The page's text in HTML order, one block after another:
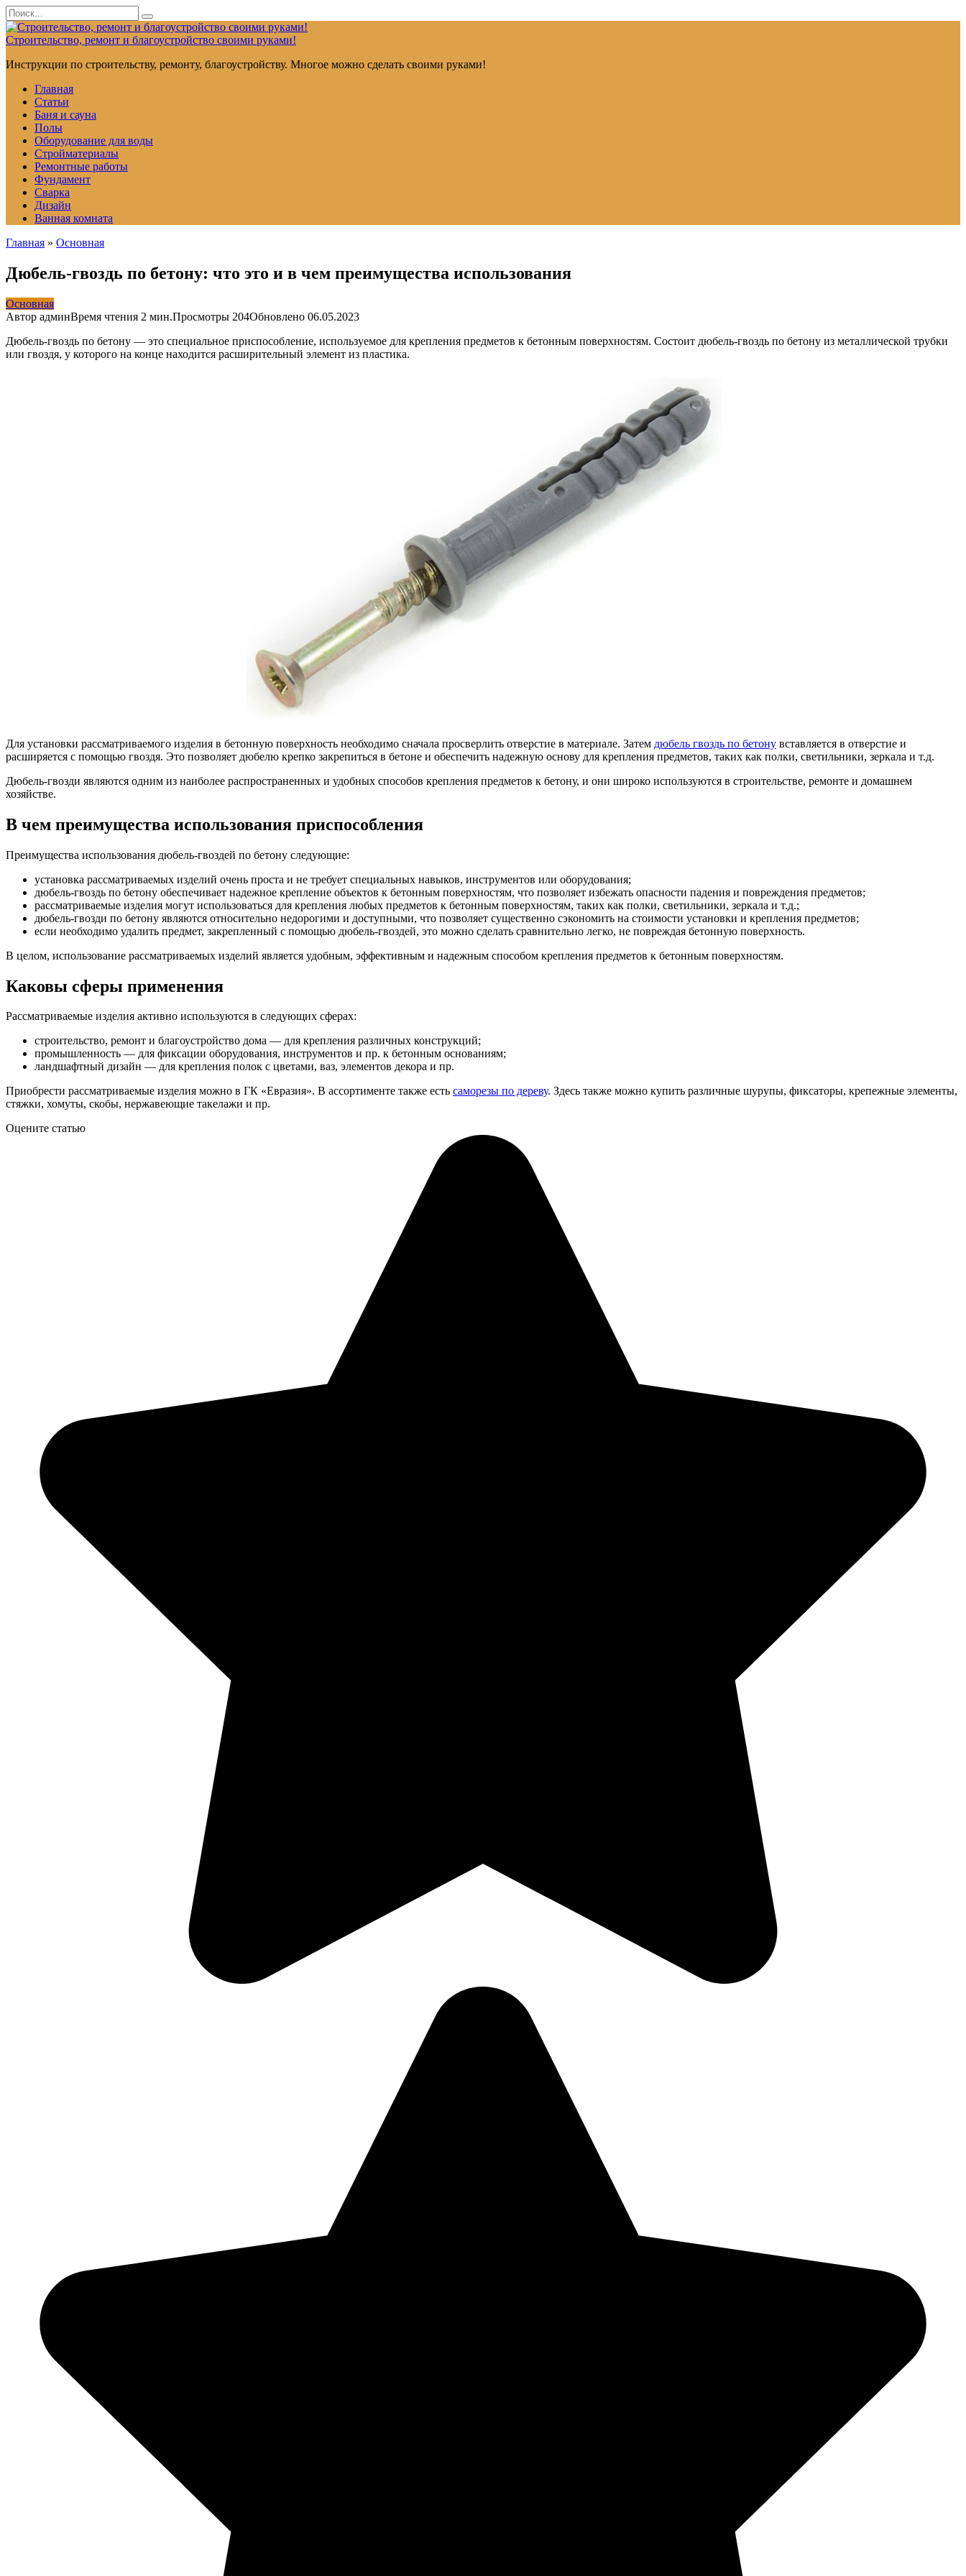
Перейти
к
контенту
Search
for:
Строительство, ремонт и благоустройство своими руками!
Инструкции по строительству, ремонту, благоустройству. Многое можно сделать своими руками!
Главная
Статьи
Баня и сауна
Полы
Оборудование для воды
Стройматериалы
Ремонтные работы
Фундамент
Сварка
Дизайн
Ванная комната
Главная » Основная
Дюбель-гвоздь по бетону: что это и в чем преимущества использования
Основная
Автор админВремя чтения 2 мин.Просмотры 204Обновлено 06.05.2023
Дюбель-гвоздь по бетону — это специальное приспособление, используемое для крепления предметов к бетонным поверхностям. Состоит дюбель-гвоздь по бетону из металлической трубки
или гвоздя, у которого на конце находится расширительный элемент из пластика.
Для установки рассматриваемого изделия в бетонную поверхность необходимо сначала просверлить отверстие в материале. Затем дюбель гвоздь по бетону вставляется в отверстие и
расширяется с помощью гвоздя. Это позволяет дюбелю крепко закрепиться в бетоне и обеспечить надежную основу для крепления предметов, таких как полки, светильники, зеркала и т.д.
Дюбель-гвозди являются одним из наиболее распространенных и удобных способов крепления предметов к бетону, и они широко используются в строительстве, ремонте и домашнем
хозяйстве.
В чем преимущества использования приспособления
Преимущества использования дюбель-гвоздей по бетону следующие:
установка рассматриваемых изделий очень проста и не требует специальных навыков, инструментов или оборудования;
дюбель-гвоздь по бетону обеспечивает надежное крепление объектов к бетонным поверхностям, что позволяет избежать опасности падения и повреждения предметов;
рассматриваемые изделия могут использоваться для крепления любых предметов к бетонным поверхностям, таких как полки, светильники, зеркала и т.д.;
дюбель-гвозди по бетону являются относительно недорогими и доступными, что позволяет существенно сэкономить на стоимости установки и крепления предметов;
если необходимо удалить предмет, закрепленный с помощью дюбель-гвоздей, это можно сделать сравнительно легко, не повреждая бетонную поверхность.
В целом, использование рассматриваемых изделий является удобным, эффективным и надежным способом крепления предметов к бетонным поверхностям.
Каковы сферы применения
Рассматриваемые изделия активно используются в следующих сферах:
строительство, ремонт и благоустройство дома — для крепления различных конструкций;
промышленность — для фиксации оборудования, инструментов и пр. к бетонным основаниям;
ландшафтный дизайн — для крепления полок с цветами, ваз, элементов декора и пр.
Приобрести рассматриваемые изделия можно в ГК «Евразия». В ассортименте также есть саморезы по дереву. Здесь также можно купить различные шурупы, фиксаторы, крепежные элементы,
стяжки, хомуты, скобы, нержавеющие такелажи и пр.
Оцените статью